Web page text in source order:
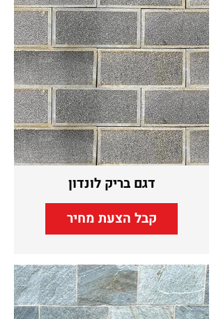
דגם בריק לונדון
קבל הצעת מחיר